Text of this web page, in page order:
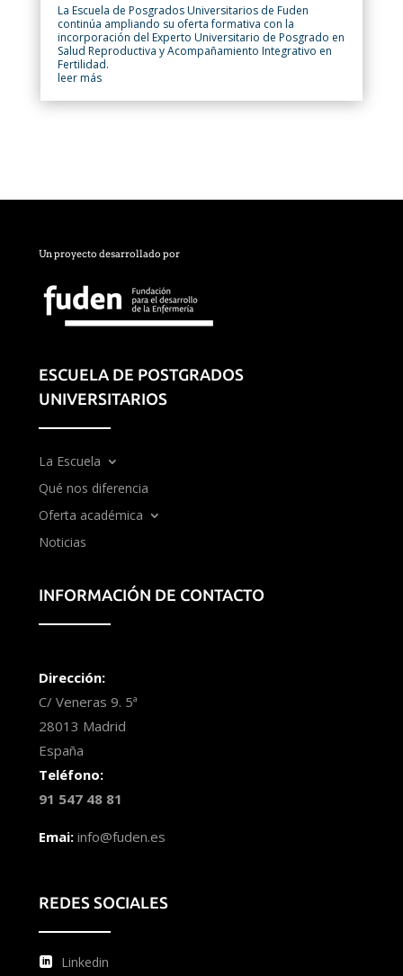
La Escuela de Posgrados Universitarios de Fuden
continúa ampliando su oferta formativa con la
incorporación del Experto Universitario de Posgrado en
Salud Reproductiva y Acompañamiento Integrativo en
Fertilidad.
leer más
Un proyecto desarrollado por
ESCUELA DE POSTGRADOS
UNIVERSITARIOS
La Escuela
Qué nos diferencia
Oferta académica
Noticias
INFORMACIÓN DE CONTACTO
Dirección:
C/ Veneras 9. 5ª
28013 Madrid
España
Teléfono:
91 547 48 81
Emai: info@fuden.es
REDES SOCIALES
Linkedin